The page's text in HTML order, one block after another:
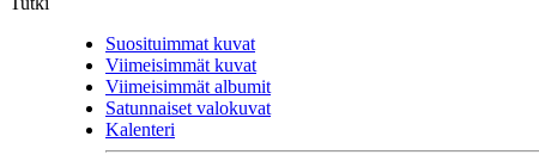
Suosituimmat kuvat
Viimeisimmät kuvat
Viimeisimmät albumit
Satunnaiset valokuvat
Kalenteri